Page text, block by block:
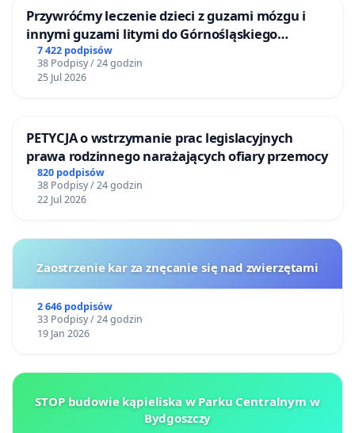
Przywróćmy leczenie dzieci z guzami mózgu i
innymi guzami litymi do Górnośląskiego
Centrum Zdrowia Dziecka w Katowicach
7 422 podpisów
38 Podpisy / 24 godzin
25 Jul 2026
PETYCJA o wstrzymanie prac legislacyjnych
prawa rodzinnego narażających ofiary przemocy
820 podpisów
38 Podpisy / 24 godzin
22 Jul 2026
Zaostrzenie kar za znęcanie się nad zwierzętami
2 646 podpisów
33 Podpisy / 24 godzin
19 Jan 2026
STOP budowie kąpieliska w Parku Centralnym w
Bydgoszczy